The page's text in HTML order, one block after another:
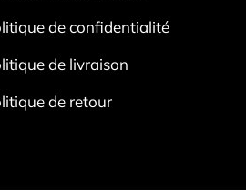
de confidentialité
de livraison
de retour